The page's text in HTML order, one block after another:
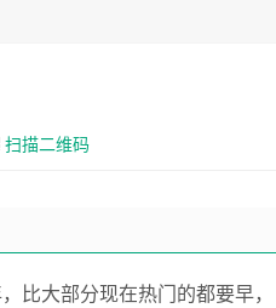
扫描二维码
比大部分现在热门的都要早，